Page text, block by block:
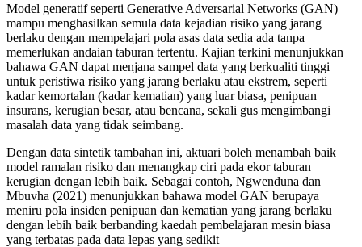
Model generatif seperti Generative Adversarial Networks (GAN)
mampu menghasilkan semula data kejadian risiko yang jarang
berlaku dengan mempelajari pola asas data sedia ada tanpa
memerlukan andaian taburan tertentu. Kajian terkini menunjukkan
bahawa GAN dapat menjana sampel data yang berkualiti tinggi
untuk peristiwa risiko yang jarang berlaku atau ekstrem, seperti
kadar kemortalan (kadar kematian) yang luar biasa, penipuan
insurans, kerugian besar, atau bencana, sekali gus mengimbangi
masalah data yang tidak seimbang.​
Dengan data sintetik tambahan ini, aktuari boleh menambah baik
model ramalan risiko dan menangkap ciri pada ekor taburan
kerugian dengan lebih baik. Sebagai contoh, Ngwenduna dan
Mbuvha (2021) menunjukkan bahawa model GAN berupaya
meniru pola insiden penipuan dan kematian yang jarang berlaku
dengan lebih baik berbanding kaedah pembelajaran mesin biasa
yang terbatas pada data lepas yang sedikit​